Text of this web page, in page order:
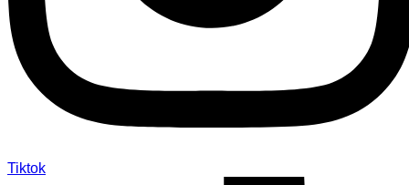
Tiktok